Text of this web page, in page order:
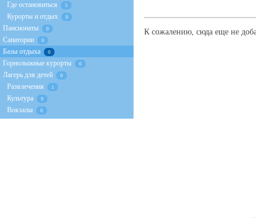
К сожалению, сюда еще не
Где остановиться 5
Курорты и отдых 0
Пансионаты 0
Санатории 0
Базы отдыха 0
Горнолыжные курорты 0
Лагерь для детей 0
Развлечения 1
Культура 0
Вокзалы 0